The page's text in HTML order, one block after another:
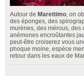
Autour de Marettimo , on
des éponges, des
murènes, des mérous, des
anémones encroûtantes
peut-être croiserez vous
phoque moine, espèce
retour dans les eaux de